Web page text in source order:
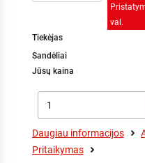
val.
Tiekėjas
Sandėliai
Jūsų kaina
Daugiau informacijos
Pritaikymas